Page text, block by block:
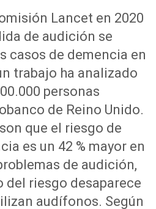
Lancet en 2020
de audición se
casos de demencia en
trabajo ha analizado
personas
de Reino Unido.
que el riesgo de
es un 42 % mayor en
de audición,
del riesgo desaparece
audífonos. Según